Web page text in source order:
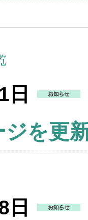
日
を更
日